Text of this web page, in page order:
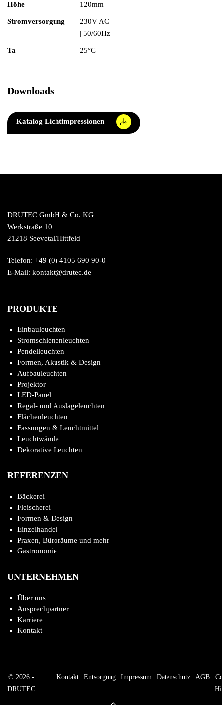
Höhe 120mm
Stromversorgung
230V AC
| 50/60Hz
Ta 25°C
Downloads
Katalog Lichtimpressionen
DRUTEC GmbH & Co. KG
Werkstraße 10
21218 Seevetal/Hittfeld
Telefon: +49 (0) 4105 690 90-0
E-Mail: kontakt@drutec.de
PRODUKTE
Einbauleuchten
Stromschienenleuchten
Pendelleuchten
Formen, Akustik & Design
Aufbauleuchten
Projektor
LED-Panel
Regal- und Auslageleuchten
Flächenleuchten
Fassungen & Leuchtmittel
Leuchtwände
Dekorative Leuchten
REFERENZEN
Bäckerei
Fleischerei
Formen & Design
Einzelhandel
Praxen, Büroräume und mehr
Gastronomie
UNTERNEHMEN
Über uns
Ansprechpartner
Karriere
Kontakt
© 2026 -
DRUTEC
Kontakt Entsorgung Impressum Datenschutz AGB